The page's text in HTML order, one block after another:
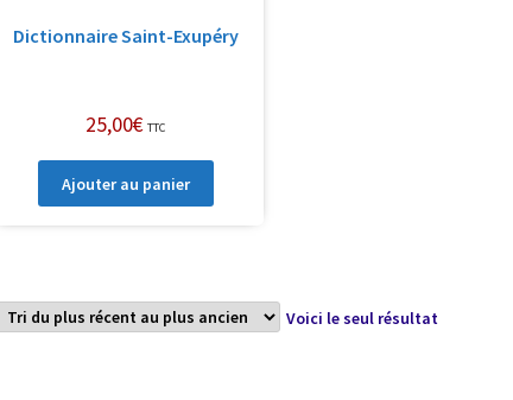
Dictionnaire Saint-Exupéry
25,00€ TTC
Ajouter au panier
Voici le seul résultat